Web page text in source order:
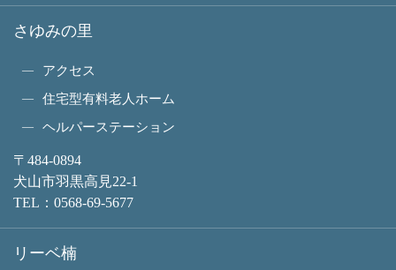
さゆみの里
アクセス
住宅型有料老人ホーム
ヘルパーステーション
〒484-0894
犬山市羽黒高見22-1
TEL： 0568-69-5677
リーベ楠